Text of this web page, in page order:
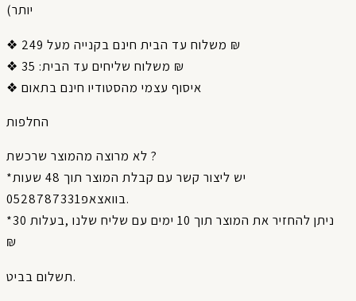
יותר)
❖ משלוח עד הבית חינם בקנייה מעל 249 ₪
❖ משלוח שליחים עד הבית: 35 ₪
❖ איסוף עצמי מהסטודיו חינם בתאום
החלפות
לא מרוצה מהמוצר שרכשת ?
*יש ליצור קשר עם קבלת המוצר תוך 48 שעות
בוואצאפ0528787331.
*ניתן להחזיר את המוצר תוך 10 ימים עם שליח שלנו ,בעלות 30
₪
תשלום בביט.